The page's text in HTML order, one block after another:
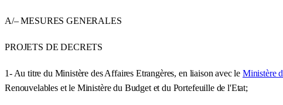
A/– MESURES GENERALES
PROJETS DE DECRETS
1- Au titre du Ministère des Affaires Etrangères, en liaison avec le Ministère
Renouvelables et le Ministère du Budget et du Portefeuille de l'Etat;